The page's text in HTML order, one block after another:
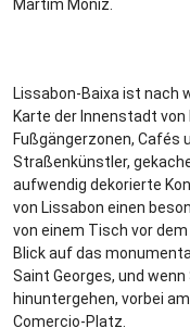
Martim Moniz.
Lissabon-Baixa ist nach
Karte der Innenstadt
Fußgängerzonen, Cafés
Straßenkünstler,
aufwendig dekorierte
von Lissabon einen
von einem Tisch vor
Blick auf das
Saint Georges, und
hinuntergehen, vorbei
Comercio-Platz.